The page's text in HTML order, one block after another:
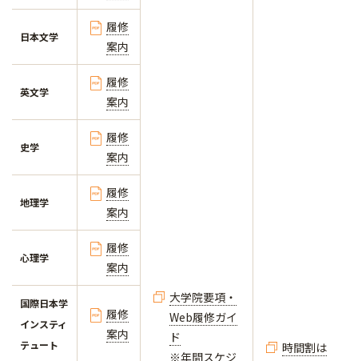
大学院要項・
Web履修ガイ
ド
※年間スケジ
時間割は
日本文学
履修
案内
英文学
履修
案内
史学
履修
案内
地理学
履修
案内
心理学
履修
案内
国際日本学
インスティ
テュート
履修
案内